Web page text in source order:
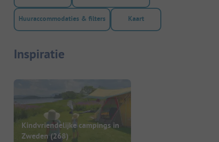
Huuraccommodaties & filters Kaart
Inspiratie
Kindvriendelijke campings in
Zweden (268)